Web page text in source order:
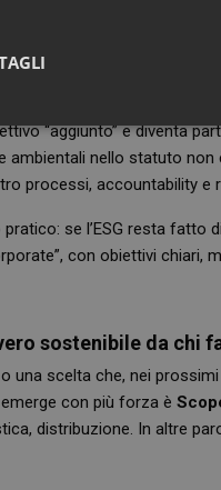
essere scadenza,
“un obiettivo in
o si sgonfia: la
“aggiunto” e diventa
ambientali nello statuto
processi, accountability e
se l’ESG resta fatto
con obiettivi chiari,
sostenibile da chi
scelta che, nei
con più forza è
distribuzione. In altre
del sito. Il sito web non è in
FORNITORE/
DOMINIO
PHP.net